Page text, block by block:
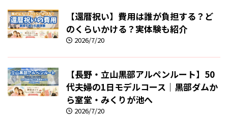
【還暦祝い】費用は誰が負担する？ど
のくらいかける？実体験も紹介
2026/7/20
【長野・立山黒部アルペンルート】50
代夫婦の1日モデルコース｜黒部ダムか
ら室堂・みくりが池へ
2026/7/20